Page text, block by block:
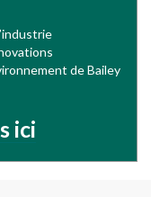
de Bailey
ici